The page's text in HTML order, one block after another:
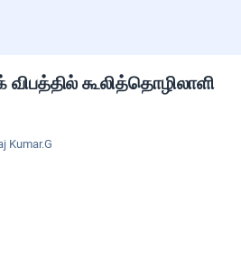
கூலித்தொழிலாளி
Kumar.G